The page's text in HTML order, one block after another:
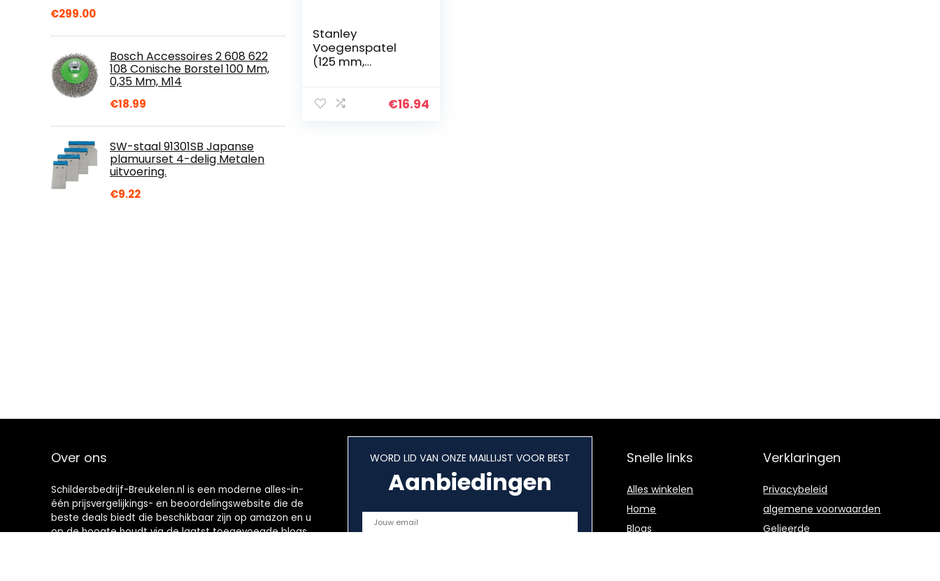
€299.00
Bosch Accessoires 2 608 622
108 Conische Borstel 100 Mm,
0,35 Mm, M14
€18.99
SW-staal 91301SB Japanse
plamuurset 4-delig Metalen
uitvoering.
€9.22
Stanley
Voegenspatel
(125 mm,
conisch blad,€16.94
Over ons
Schildersbedrijf-Breukelen.nl is een moderne alles-in-
één prijsvergelijkings- en beoordelingswebsite die de
beste deals biedt die beschikbaar zijn op amazon en u
op de hoogte houdt via de laatst toegevoegde blogs.
WORD LID VAN ONZE MAILLIJST VOOR BEST
Aanbiedingen
Snelle links
Alles winkelen
Home
Blogs
Verklaringen
Privacybeleid
algemene voorwaarden
Gelieerde